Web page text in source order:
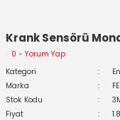
Krank Sensörü
0 - Yorum Yap
Kategori
Marka
Stok Kodu
Fiyat